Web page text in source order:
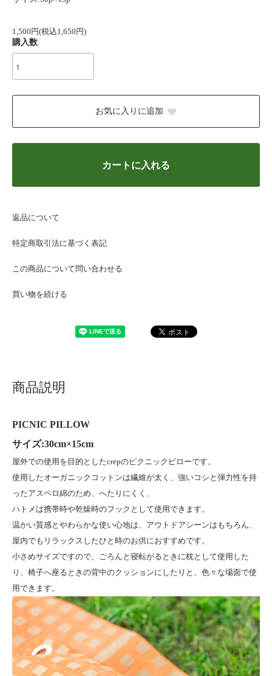
1,500円(税込1,650円)
購入数
お気に入りに追加
カートに入れる
返品について
特定商取引法に基づく表記
この商品について問い合わせる
買い物を続ける
商品説明
PICNIC PILLOW
サイズ:30cm×15cm
屋外での使用を目的としたcrepのピクニックピローです。
使用したオーガニックコットンは繊維が太く、強いコシと弾力性を持
ったアスペロ綿のため、へたりにくく、
ハトメは携帯時や乾燥時のフックとして使用できます。
温かい質感とやわらかな使い心地は、アウトドアシーンはもちろん、
屋内でもリラックスしたひと時のお供におすすめです。
小さめサイズですので、ごろんと寝転がるときに枕として使用した
り、椅子へ座るときの背中のクッションにしたりと、色々な場面で使
用できます。